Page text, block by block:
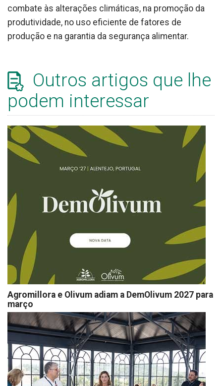
combate às alterações climáticas, na promoção da
produtividade, no uso eficiente de fatores de
produção e na garantia da segurança alimentar.
Outros artigos que lhe
podem interessar
Agromillora e Olivum adiam a DemOlivum 2027 para
março